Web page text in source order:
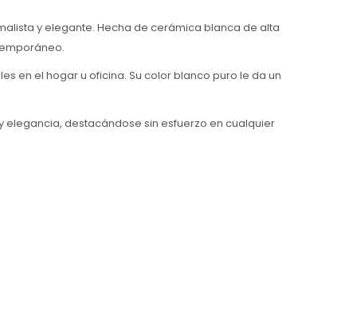
y elegante. Hecha de cerámica blanca de alta
en el hogar u oficina. Su color blanco puro le da un
elegancia, destacándose sin esfuerzo en cualquier